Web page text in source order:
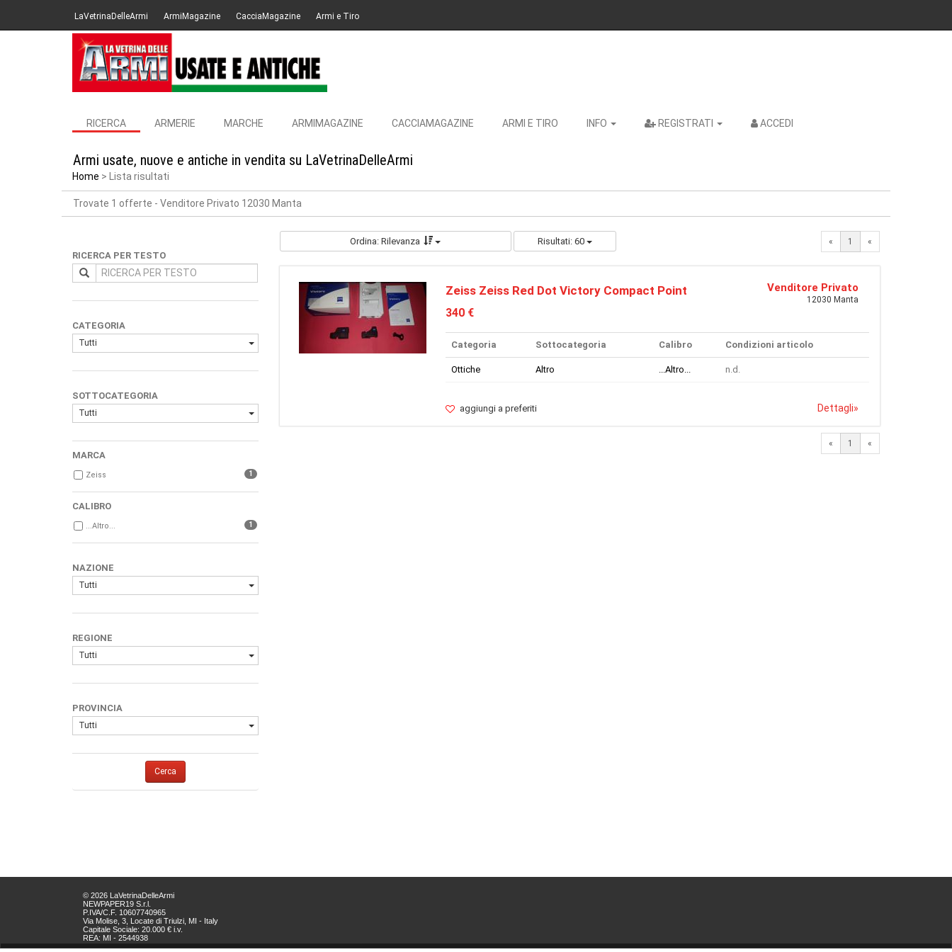
LaVetrinaDelleArmi ArmiMagazine CacciaMagazine Armi e Tiro
RICERCA ARMERIE MARCHE ARMIMAGAZINE CACCIAMAGAZINE ARMI E TIRO INFO REGISTRATI ACCEDI
Armi usate, nuove e antiche in vendita su LaVetrinaDelleArmi
Home Lista risultati
Trovate 1 offerte - Venditore Privato 12030 Manta
RICERCA PER TESTO
CATEGORIA
Tutti
SOTTOCATEGORIA
Tutti
MARCA
Zeiss 1
CALIBRO
...Altro... 1
NAZIONE
Tutti
REGIONE
Tutti
PROVINCIA
Tutti
Cerca
Ordina: Rilevanza Risultati: 60 « 1 «
Zeiss Zeiss Red Dot Victory Compact Point
340 €
Venditore Privato
12030 Manta
Categoria Sottocategoria Calibro Condizioni articolo
Ottiche Altro ...Altro... n.d.
aggiungi a preferiti Dettagli»
« 1 «
© 2026 LaVetrinaDelleArmi
NEWPAPER19 S.r.l.
P.IVA/C.F. 10607740965
Via Molise, 3, Locate di Triulzi, MI - Italy
Capitale Sociale: 20.000 € i.v.
REA: MI - 2544938